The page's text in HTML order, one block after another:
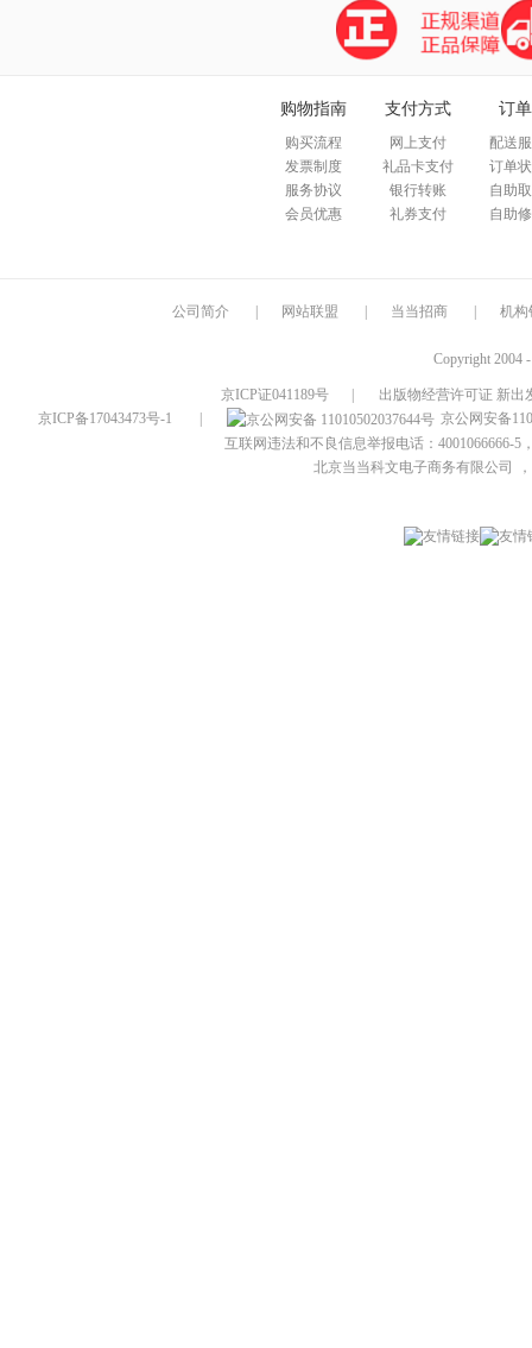
购物指南
购买流程
发票制度
服务协议
会员优惠
支付方式
网上支付
礼品卡支付
银行转账
礼券支付
订
配送
订单
自助
自助
公司简介 网站联盟 当当招商 机构
Copyright 2004
京ICP证041189号
出版物经营许可证 新出
京ICP备17043473号-1
京公网安备
互联网违法和不良信息举报电话：4001066666-5
北京当当科文电子商务有限公司